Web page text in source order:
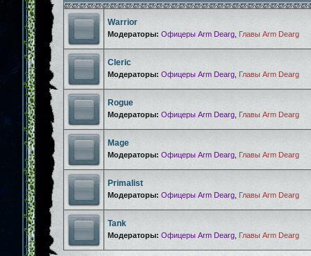
Warrior
Модераторы: Офицеры Arm Dearg Главы Arm Dearg
Cleric
Модераторы: Офицеры Arm Dearg Главы Arm Dearg
Rogue
Модераторы: Офицеры Arm Dearg Главы Arm Dearg
Mage
Модераторы: Офицеры Arm Dearg Главы Arm Dearg
Primalist
Модераторы: Офицеры Arm Dearg Главы Arm Dearg
Tank
Модераторы: Офицеры Arm Dearg Главы Arm Dearg